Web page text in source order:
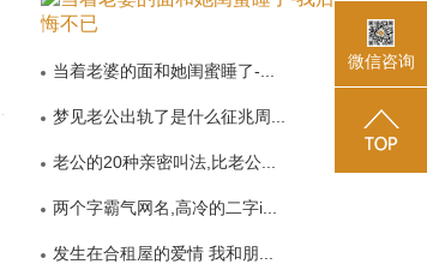
当着老婆的面和她闺蜜睡了-...
梦见老公出轨了是什么征兆周...
老公的20种亲密叫法,比老公...
两个字霸气网名,高冷的二字i...
发生在合租屋的爱情 我和朋...
微信咨询